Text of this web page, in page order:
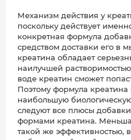
Механизм действия у
поскольку действует
конкретная формула
средством доставки его в
креатина обладает
наилучшей
воде креатин сможет
Поэтому формула креатина
наибольшую
следуют все плюсы
формами креатина.
такой же эффективностью,